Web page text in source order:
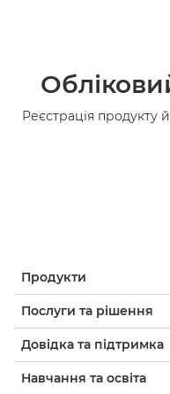
Реєстрація продукту
Продукти
Послуги та рішення
Довідка та підтримка
Навчання та освіта